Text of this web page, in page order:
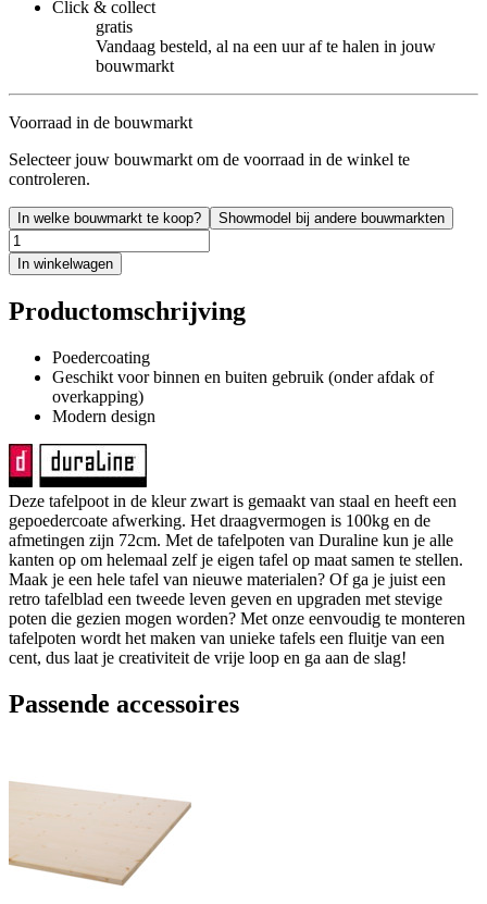
Click & collect
gratis
Vandaag besteld, al na een uur af te halen in jouw
bouwmarkt
Voorraad in de bouwmarkt
Selecteer jouw bouwmarkt om de voorraad in de winkel te
controleren.
In welke bouwmarkt te koop? Showmodel bij andere bouwmarkten
In winkelwagen
Productomschrijving
Poedercoating
Geschikt voor binnen en buiten gebruik (onder afdak of
overkapping)
Modern design
Deze tafelpoot in de kleur zwart is gemaakt van staal en heeft een
gepoedercoate afwerking. Het draagvermogen is 100kg en de
afmetingen zijn 72cm. Met de tafelpoten van Duraline kun je alle
kanten op om helemaal zelf je eigen tafel op maat samen te stellen.
Maak je een hele tafel van nieuwe materialen? Of ga je juist een
retro tafelblad een tweede leven geven en upgraden met stevige
poten die gezien mogen worden? Met onze eenvoudig te monteren
tafelpoten wordt het maken van unieke tafels een fluitje van een
cent, dus laat je creativiteit de vrije loop en ga aan de slag!
Passende accessoires